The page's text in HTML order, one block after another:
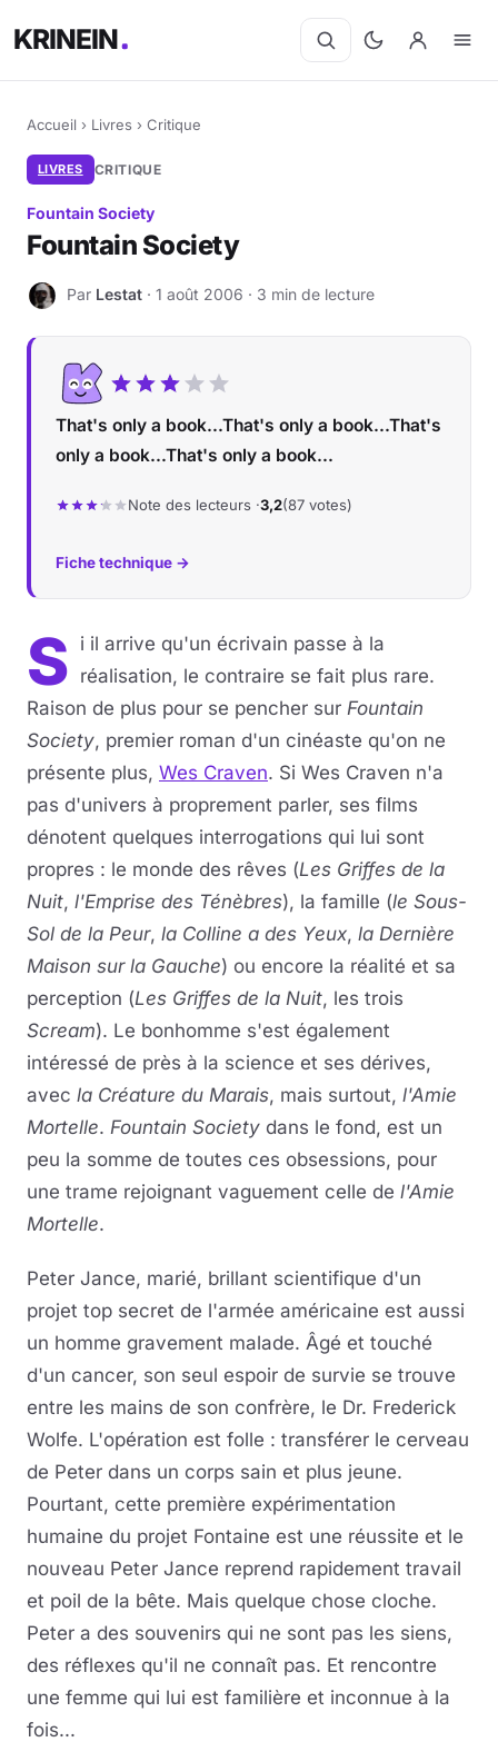
KRINEIN
Accueil › Livres › Critique
LIVRES CRITIQUE
Fountain Society
Fountain Society
L Par Lestat · 1 août 2006 · 3 min de lecture
That's only a book...That's only a book...That's
only a book...That's only a book...
Note des lecteurs ·3,2(87 votes)
Fiche technique →
S i il arrive qu'un écrivain passe à la
réalisation, le contraire se fait plus rare.
Raison de plus pour se pencher sur Fountain
Society, premier roman d'un cinéaste qu'on ne
présente plus, Wes Craven. Si Wes Craven n'a
pas d'univers à proprement parler, ses films
dénotent quelques interrogations qui lui sont
propres : le monde des rêves (Les Griffes de la
Nuit, l'Emprise des Ténèbres), la famille (le Sous-
Sol de la Peur, la Colline a des Yeux, la Dernière
Maison sur la Gauche) ou encore la réalité et sa
perception (Les Griffes de la Nuit, les trois
Scream). Le bonhomme s'est également
intéressé de près à la science et ses dérives,
avec la Créature du Marais, mais surtout, l'Amie
Mortelle. Fountain Society dans le fond, est un
peu la somme de toutes ces obsessions, pour
une trame rejoignant vaguement celle de l'Amie
Mortelle.
Peter Jance, marié, brillant scientifique d'un
projet top secret de l'armée américaine est aussi
un homme gravement malade. Âgé et touché
d'un cancer, son seul espoir de survie se trouve
entre les mains de son confrère, le Dr. Frederick
Wolfe. L'opération est folle : transférer le cerveau
de Peter dans un corps sain et plus jeune.
Pourtant, cette première expérimentation
humaine du projet Fontaine est une réussite et le
nouveau Peter Jance reprend rapidement travail
et poil de la bête. Mais quelque chose cloche.
Peter a des souvenirs qui ne sont pas les siens,
des réflexes qu'il ne connaît pas. Et rencontre
une femme qui lui est familière et inconnue à la
fois...